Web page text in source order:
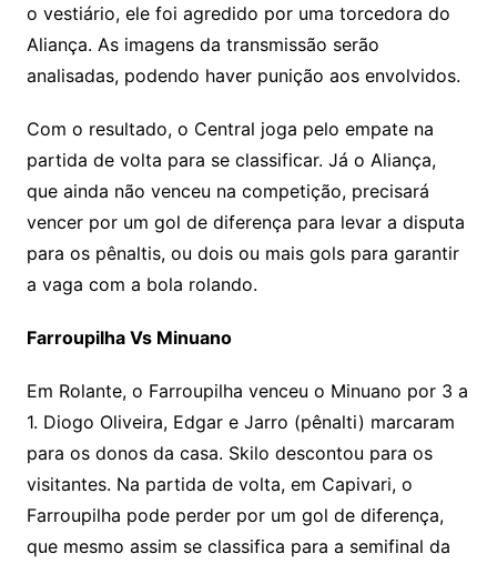
o vestiário, ele foi agredido por uma torcedora do
Aliança. As imagens da transmissão serão
analisadas, podendo haver punição aos envolvidos.
Com o resultado, o Central joga pelo empate na
partida de volta para se classificar. Já o Aliança,
que ainda não venceu na competição, precisará
vencer por um gol de diferença para levar a disputa
para os pênaltis, ou dois ou mais gols para garantir
a vaga com a bola rolando.
Farroupilha Vs Minuano
Em Rolante, o Farroupilha venceu o Minuano por 3 a
1. Diogo Oliveira, Edgar e Jarro (pênalti) marcaram
para os donos da casa. Skilo descontou para os
visitantes. Na partida de volta, em Capivari, o
Farroupilha pode perder por um gol de diferença,
que mesmo assim se classifica para a semifinal da